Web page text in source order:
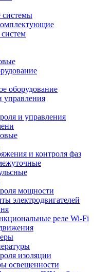
системы
оборудование
управления
и управления
и контроля фаз
мощности
электродвигателей
реле Wi-Fi
изоляции
освещенности